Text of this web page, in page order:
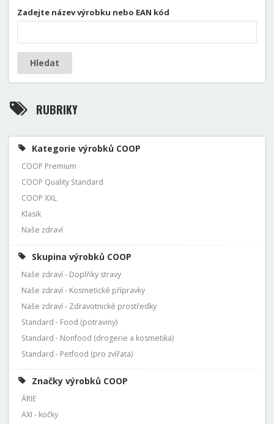
Zadejte název výrobku nebo EAN kód
Hledat
RUBRIKY
Kategorie výrobků COOP
COOP Premium
COOP Quality Standard
COOP XXL
Klasik
Naše zdraví
Skupina výrobků COOP
Naše zdraví - Doplňky stravy
Naše zdraví - Kosmetické přípravky
Naše zdraví - Zdravotnické prostředky
Standard - Food (potraviny)
Standard - Nonfood (drogerie a kosmetika)
Standard - Petfood (pro zvířata)
Značky výrobků COOP
ÁRIE
AXI - kočky